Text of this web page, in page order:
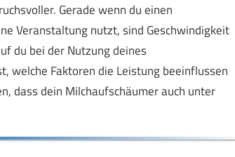
Gerade wenn du einen
Veranstaltung nutzt, sind Geschwindigkeit
du bei der Nutzung deines
welche Faktoren die Leistung beeinflussen
dass dein Milchaufschäumer auch unter